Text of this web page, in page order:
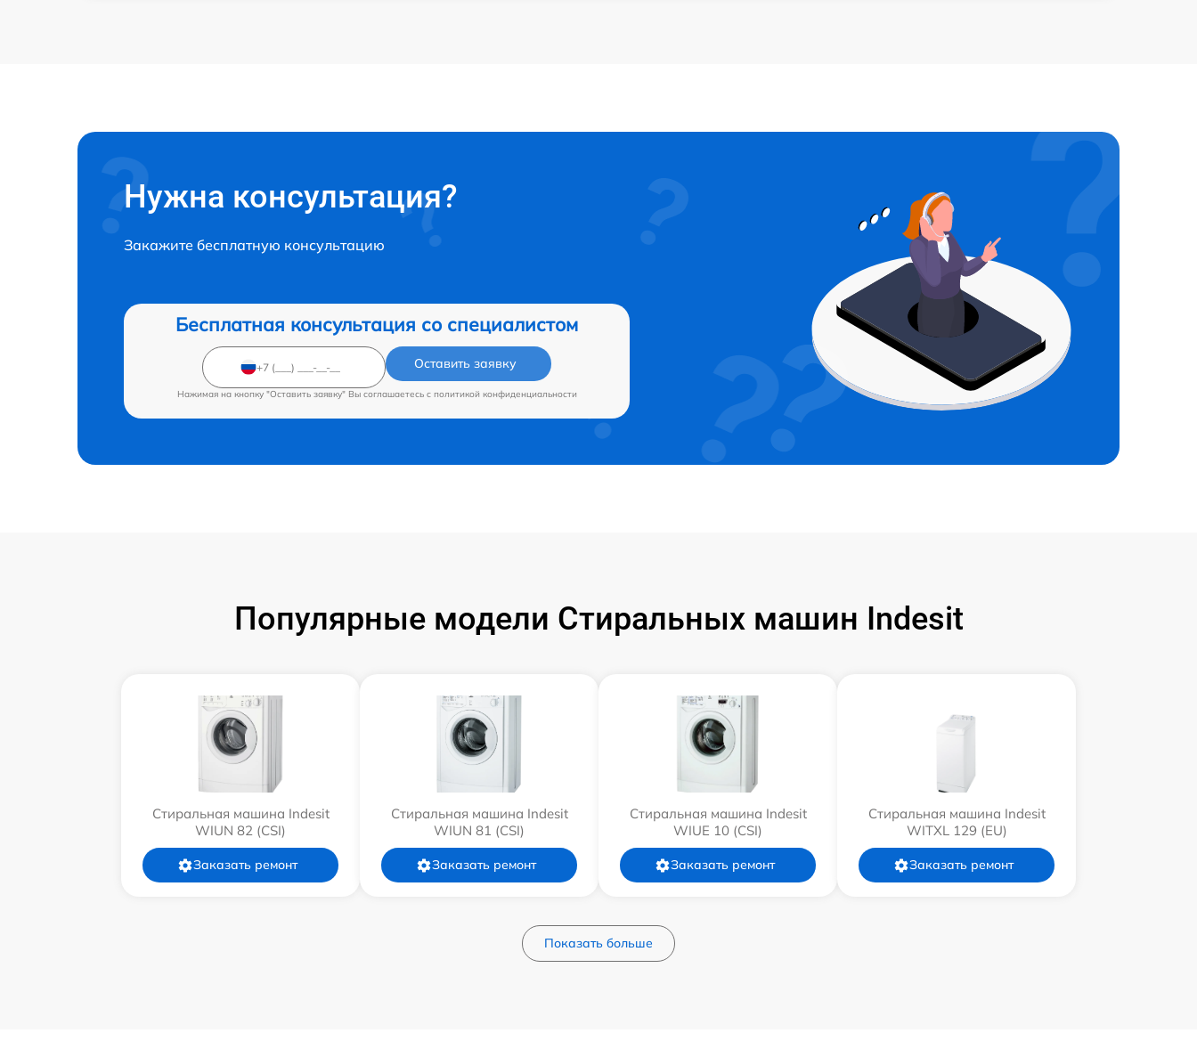
Нужна консультация?
Закажите бесплатную консультацию
Бесплатная консультация со специалистом
Оставить заявку
Нажимая на кнопку "Оставить заявку" Вы соглашаетесь c политикой конфиденциальности
Популярные модели Стиральных машин Indesit
Стиральная машина Indesit
WIUN 82 (CSI)
Заказать ремонт
Стиральная машина Indesit
WIUN 81 (CSI)
Заказать ремонт
Стиральная машина Indesit
WIUE 10 (CSI)
Заказать ремонт
Стиральная машина Indesit
WITXL 129 (EU)
Заказать ремонт
Показать больше